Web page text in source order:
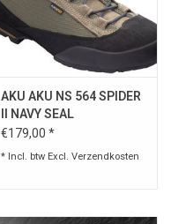
AKU AKU NS 564 SPIDER
II NAVY SEAL
€179,00 *
* Incl. btw Excl. Verzendkosten